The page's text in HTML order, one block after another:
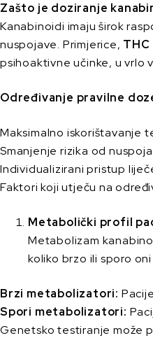
Zašto je doziranje
Kanabinoidi imaju širok
nuspojave. Primjerice, THC
psihoaktivne učinke, u vrlo
Određivanje pravilne
Maksimalno iskorištavanje
Smanjenje rizika od
Individualizirani pristup
Faktori koji utječu na
Metabolički profil
Metabolizam
koliko brzo ili sporo
Brzi metabolizatori:
Spori metabolizatori:
Genetsko testiranje može